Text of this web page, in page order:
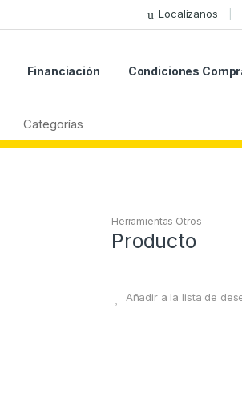
Localizanos
Financiación Condiciones
Herramientas Otros
Producto
Añadir a la lista de